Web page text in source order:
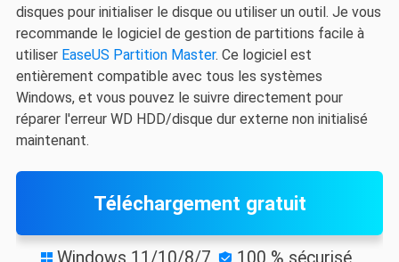
disques pour initialiser le disque ou utiliser un outil. Je vous
recommande le logiciel de gestion de partitions facile à
utiliser EaseUS Partition Master. Ce logiciel est
entièrement compatible avec tous les systèmes
Windows, et vous pouvez le suivre directement pour
réparer l'erreur WD HDD/disque dur externe non initialisé
maintenant.
Téléchargement gratuit
 